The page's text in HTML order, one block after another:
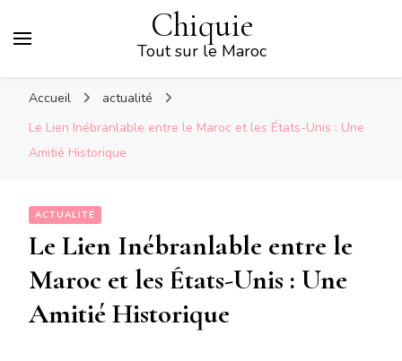
Chiquie
Tout sur le Maroc
Accueil
actualité
Le Lien Inébranlable entre le Maroc et les États-Unis : Une
Amitié Historique
ACTUALITÉ
Le Lien Inébranlable entre le
Maroc et les États-Unis : Une
Amitié Historique